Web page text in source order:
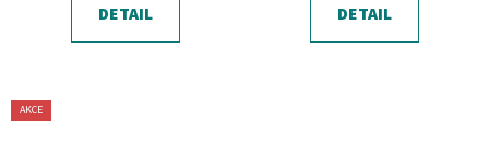
DETAIL DETAIL
AKCE